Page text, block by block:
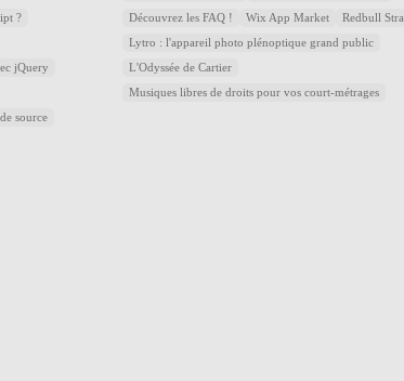
?
jQuery
source
Découvrez les FAQ ! Wix App Market Redbull
Lytro : l'appareil photo plénoptique grand public
L'Odyssée de Cartier
Musiques libres de droits pour vos court-métrages